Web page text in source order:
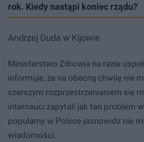
rok. Kiedy nastąpi koniec rządu?
Andrzej Duda w Kijowie
Ministerstwo Zdrowia na razie
informuje, że na obecną chwilę nie
szerszym rozprzestrzenianiem się
internauci zapytali jak ten problem
popularny w Polsce jasnowidz nie
wiadomości.